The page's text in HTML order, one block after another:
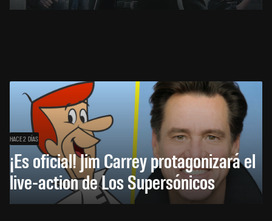
HACE 2 DÍAS
¡Es oficial! Jim Carrey protagonizará el
live-action de Los Supersónicos